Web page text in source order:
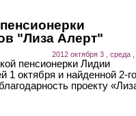
"Лиза Алерт"
2012 октября 3 , среда ,
пенсионерки Лидии
1 октября и найденной 2-
проекту